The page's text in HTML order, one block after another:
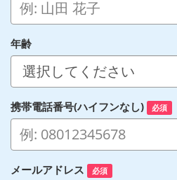
年齢
携帯電話番号(ハイフンなし) 必須
メールアドレス 必須